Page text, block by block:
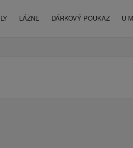
LÁZNĚ DÁRKOVÝ POUKAZ U